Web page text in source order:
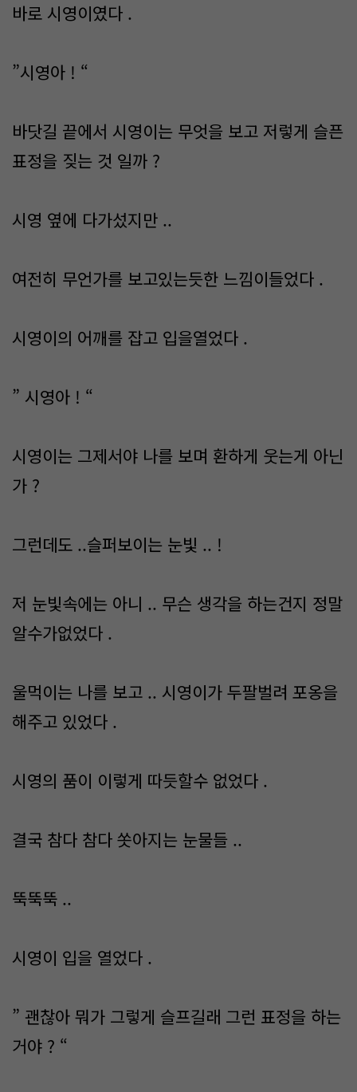
바로 시영이였다 .
”시영아 ! “
바닷길 끝에서 시영이는 무엇을 보고 저렇게 슬픈
표정을 짖는 것 일까 ?
시영 옆에 다가섰지만 ..
여전히 무언가를 보고있는듯한 느낌이들었다 .
시영이의 어깨를 잡고 입을열었다 .
” 시영아 ! “
시영이는 그제서야 나를 보며 환하게 웃는게 아닌
가 ?
그런데도 ..슬퍼보이는 눈빛 .. !
저 눈빛속에는 아니 .. 무슨 생각을 하는건지 정말
알수가없었다 .
울먹이는 나를 보고 .. 시영이가 두팔벌려 포옹을
해주고 있었다 .
시영의 품이 이렇게 따듯할수 없었다 .
결국 참다 참다 쏫아지는 눈물들 ..
뚝뚝뚝 ..
시영이 입을 열었다 .
” 괜찮아 뭐가 그렇게 슬프길래 그런 표정을 하는
거야 ? “